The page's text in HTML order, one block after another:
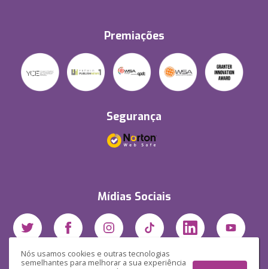
Nós usamos cookies e outras tecnologias
semelhantes para melhorar a sua experiência
Premiações
Segurança
Mídias Sociais